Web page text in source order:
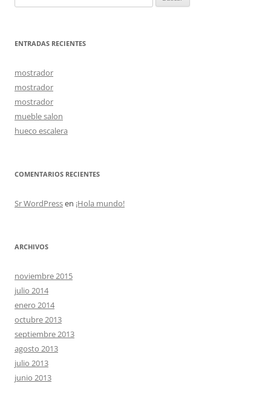
ENTRADAS RECIENTES
mostrador
mostrador
mostrador
mueble salon
hueco escalera
COMENTARIOS RECIENTES
Sr WordPressen ¡Hola mundo!
ARCHIVOS
noviembre 2015
julio 2014
enero 2014
octubre 2013
septiembre 2013
agosto 2013
julio 2013
junio 2013